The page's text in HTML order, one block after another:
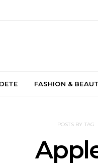
FASHION &
POSTS BY TAG